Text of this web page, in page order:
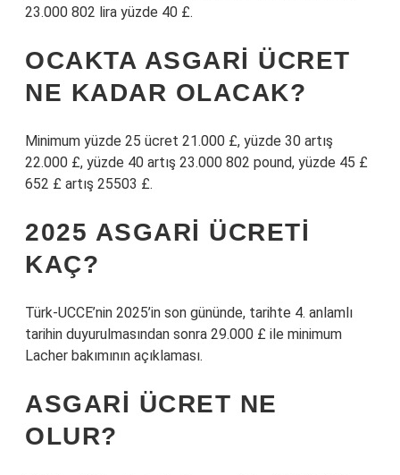
23.000 802 lira yüzde 40 £.
OCAKTA ASGARI ÜCRET
NE KADAR OLACAK?
Minimum yüzde 25 ücret 21.000 £, yüzde 30 artış
22.000 £, yüzde 40 artış 23.000 802 pound, yüzde 45 £
652 £ artış 25503 £.
2025 ASGARI ÜCRETI
KAÇ?
Türk-UCCE’nin 2025’in son gününde, tarihte 4. anlamlı
tarihin duyurulmasından sonra 29.000 £ ile minimum
Lacher bakımının açıklaması.
ASGARI ÜCRET NE
OLUR?